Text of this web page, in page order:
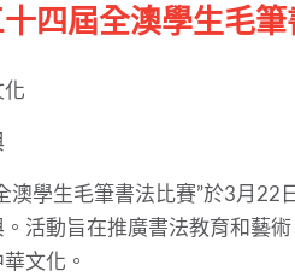
十四屆全澳學生毛
化
澳學生毛筆書法比賽”於3月22
活動旨在推廣書法教育和藝
文化。